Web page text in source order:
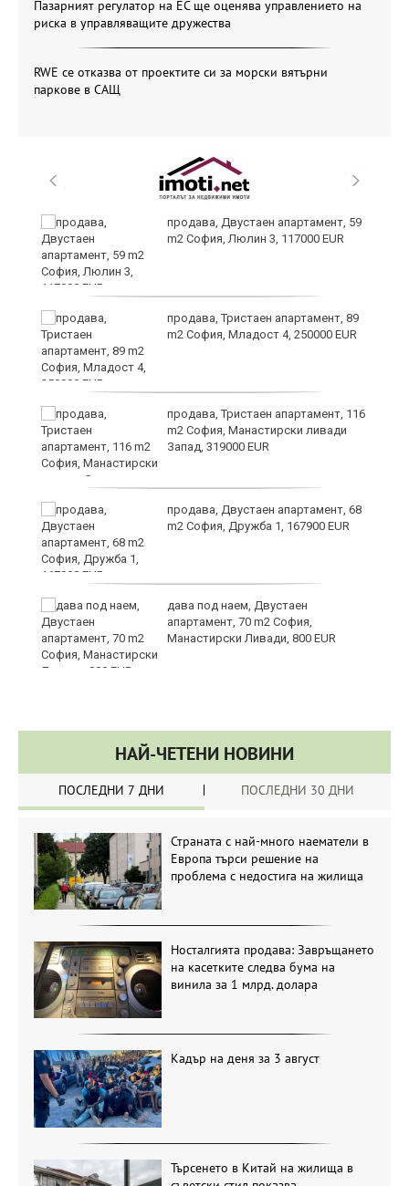
Пазарният регулатор на ЕС ще оценява управлението на
риска в управляващите дружества
RWE се отказва от проектите си за морски вятърни
паркове в САЩ
продава, Двустаен апартамент, 59
m2 София, Люлин 3, 117000 EUR
продава, Тристаен апартамент, 89
m2 София, Младост 4, 250000 EUR
продава, Тристаен апартамент, 116
m2 София, Манастирски ливади
Запад, 319000 EUR
продава, Двустаен апартамент, 68
m2 София, Дружба 1, 167900 EUR
дава под наем, Двустаен
апартамент, 70 m2 София,
Манастирски Ливади, 800 EUR
НАЙ-ЧЕТЕНИ НОВИНИ
ПОСЛЕДНИ 7 ДНИ ПОСЛЕДНИ 30 ДНИ
Страната с най-много наематели в
Европа търси решение на
проблема с недостига на жилища
Носталгията продава: Завръщането
на касетките следва бума на
винила за 1 млрд. долара
Кадър на деня за 3 август
Търсенето в Китай на жилища в